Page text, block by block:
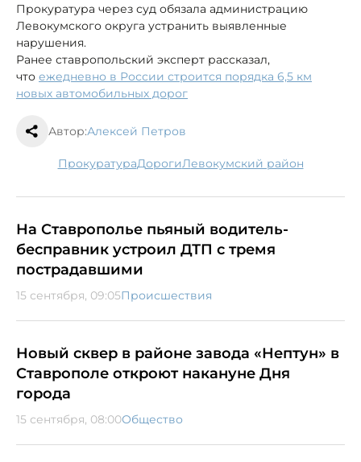
Прокуратура через суд обязала администрацию
Левокумского округа устранить выявленные
нарушения.
Ранее ставропольский эксперт рассказал,
что ежедневно в России строится порядка 6,5 км
новых автомобильных дорог
Автор:Алексей Петров
прокуратура дороги Левокумский район
На Ставрополье пьяный водитель-
бесправник устроил ДТП с тремя
пострадавшими
15 сентября, 09:05Происшествия
Новый сквер в районе завода «Нептун» в
Ставрополе откроют накануне Дня
города
15 сентября, 08:00Общество